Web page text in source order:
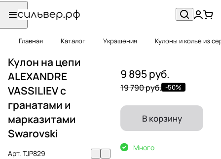
Главная Каталог Украшения Кулоны и колье из
Кулон на цепи
ALEXANDRE
VASSILIEV с
гранатами и
марказитами
Swarovski
Арт. TJP829
9 895 руб.
19 790 руб. -50%
В корзину
Много